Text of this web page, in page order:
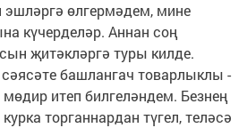
өлгермәдем, мине
күчерделәр. Аннан соң
җитәкләргә туры килде.
башлангач товарлыклы -
итеп билгеләндем. Безнең
торганнардан түгел, теләсә